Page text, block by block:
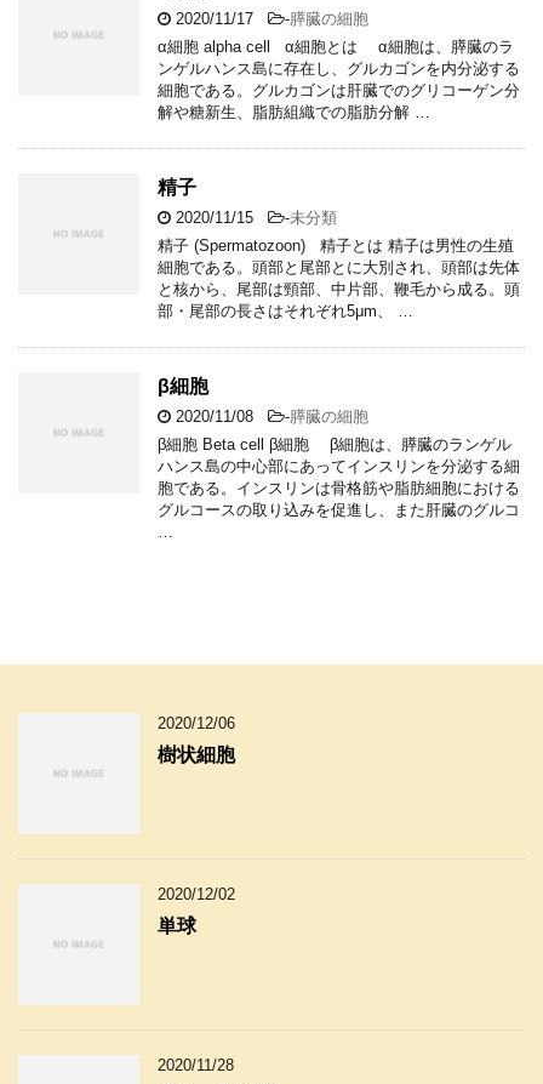
2020/11/17 -膵臓の細胞
α細胞 alpha cell α細胞とは α細胞は、膵臓のラ
ンゲルハンス島に存在し、グルカゴンを内分泌する
細胞である。グルカゴンは肝臓でのグリコーゲン分
解や糖新生、脂肪組織での脂肪分解 …
精子
2020/11/15 -未分類
精子 (Spermatozoon) 精子とは 精子は男性の生殖
細胞である。頭部と尾部とに大別され、頭部は先体
と核から、尾部は頸部、中片部、鞭毛から成る。頭
部・尾部の長さはそれぞれ5μm、 …
β細胞
2020/11/08 -膵臓の細胞
β細胞 Beta cell β細胞 β細胞は、膵臓のランゲル
ハンス島の中心部にあってインスリンを分泌する細
胞である。インスリンは骨格筋や脂肪細胞における
グルコースの取り込みを促進し、また肝臓のグルコ
2020/12/06
樹状細胞
2020/12/02
単球
2020/11/28